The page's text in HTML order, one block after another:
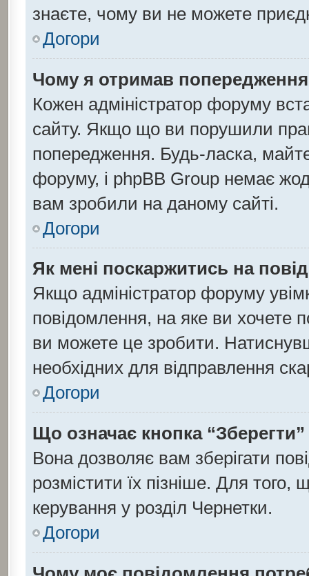
знаєте, чому ви не можете
Догори
Чому я отримав
Кожен адміністратор форуму
сайту. Якщо що ви порушили
попередження. Будь-ласка,
форуму, і phpBB Group немає
вам зробили на даному сайті.
Догори
Як мені поскаржитись на
Якщо адміністратор форуму
повідомлення, на яке ви хочете
ви можете це зробити.
необхідних для відправлення
Догори
Що означає кнопка
Вона дозволяє вам зберігати
розмістити їх пізніше. Для
керування у розділ Чернетки.
Догори